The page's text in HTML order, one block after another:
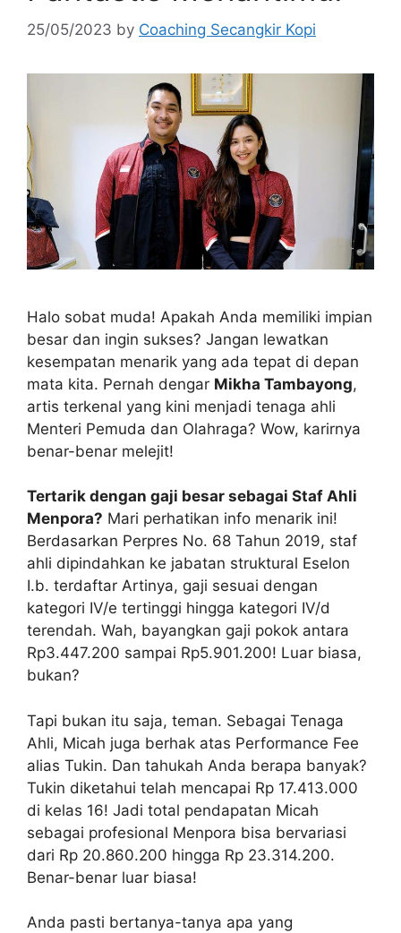
25/05/2023 by Coaching Secangkir Kopi
Halo sobat muda! Apakah Anda memiliki impian
besar dan ingin sukses? Jangan lewatkan
kesempatan menarik yang ada tepat di depan
mata kita. Pernah dengar Mikha Tambayong,
artis terkenal yang kini menjadi tenaga ahli
Menteri Pemuda dan Olahraga? Wow, karirnya
benar-benar melejit!
Tertarik dengan gaji besar sebagai Staf Ahli
Menpora? Mari perhatikan info menarik ini!
Berdasarkan Perpres No. 68 Tahun 2019, staf
ahli dipindahkan ke jabatan struktural Eselon
I.b. terdaftar Artinya, gaji sesuai dengan
kategori IV/e tertinggi hingga kategori IV/d
terendah. Wah, bayangkan gaji pokok antara
Rp3.447.200 sampai Rp5.901.200! Luar biasa,
bukan?
Tapi bukan itu saja, teman. Sebagai Tenaga
Ahli, Micah juga berhak atas Performance Fee
alias Tukin. Dan tahukah Anda berapa banyak?
Tukin diketahui telah mencapai Rp 17.413.000
di kelas 16! Jadi total pendapatan Micah
sebagai profesional Menpora bisa bervariasi
dari Rp 20.860.200 hingga Rp 23.314.200.
Benar-benar luar biasa!
Anda pasti bertanya-tanya apa yang